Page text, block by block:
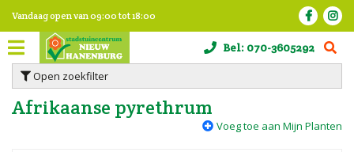
n
Vandaag open van09:00tot18:00
Bel: 070-3605292
Open zoekfilter
Afrikaanse pyrethrum
Voeg toe aan Mijn Planten